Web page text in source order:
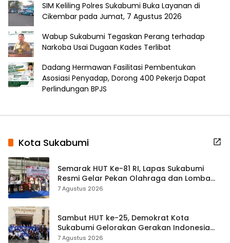
SIM Keliling Polres Sukabumi Buka Layanan di
Cikembar pada Jumat, 7 Agustus 2026
Wabup Sukabumi Tegaskan Perang terhadap
Narkoba Usai Dugaan Kades Terlibat
Dadang Hermawan Fasilitasi Pembentukan
Asosiasi Penyadap, Dorong 400 Pekerja Dapat
Perlindungan BPJS
Kota Sukabumi
Semarak HUT Ke-81 RI, Lapas Sukabumi
Resmi Gelar Pekan Olahraga dan Lomba
Tradisional
7 Agustus 2026
Sambut HUT ke-25, Demokrat Kota
Sukabumi Gelorakan Gerakan Indonesia
ASRI Lewat Aksi Bersih Masjid Agung
7 Agustus 2026